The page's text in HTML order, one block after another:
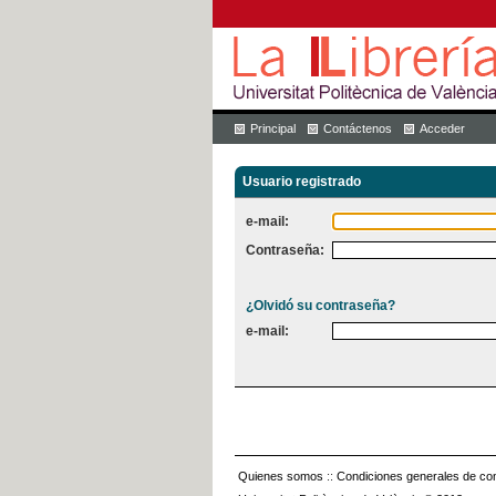
Principal Contáctenos Acceder
Usuario registrado
e-mail:
Contraseña:
¿Olvidó su contraseña?
e-mail:
Quienes somos :: Condiciones generales de